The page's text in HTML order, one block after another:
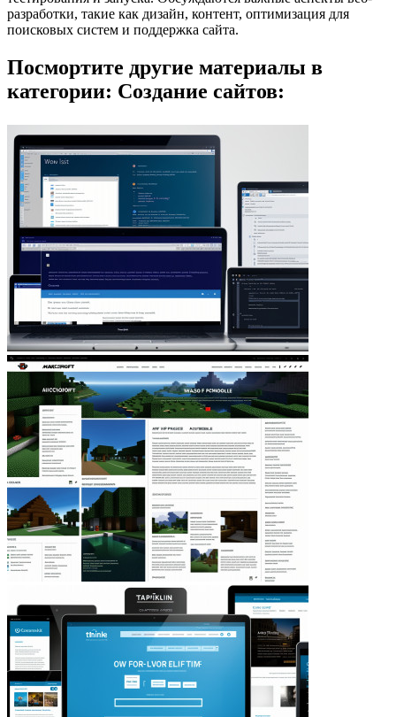
разработки, такие как дизайн, контент, оптимизация для
поисковых систем и поддержка сайта.
Посмортите другие материалы в
категории: Создание сайтов: